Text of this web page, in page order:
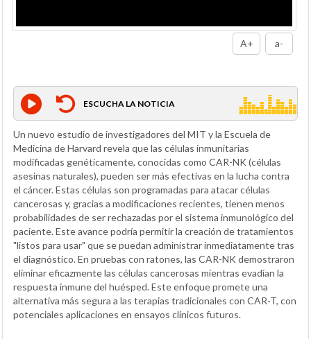
A+ a-
ESCUCHA LA NOTICIA
Un nuevo estudio de investigadores del MIT y la Escuela de
Medicina de Harvard revela que las células inmunitarias
modificadas genéticamente, conocidas como CAR-NK (células
asesinas naturales), pueden ser más efectivas en la lucha contra
el cáncer. Estas células son programadas para atacar células
cancerosas y, gracias a modificaciones recientes, tienen menos
probabilidades de ser rechazadas por el sistema inmunológico del
paciente. Este avance podría permitir la creación de tratamientos
"listos para usar" que se puedan administrar inmediatamente tras
el diagnóstico. En pruebas con ratones, las CAR-NK demostraron
eliminar eficazmente las células cancerosas mientras evadían la
respuesta inmune del huésped. Este enfoque promete una
alternativa más segura a las terapias tradicionales con CAR-T, con
potenciales aplicaciones en ensayos clínicos futuros.